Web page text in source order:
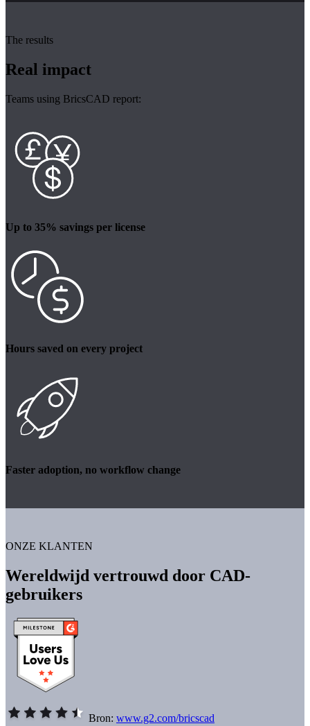
The results
Real impact
Teams using BricsCAD report:
Up to 35% savings per license
Hours saved on every project
Faster adoption, no workflow change
ONZE KLANTEN
Wereldwijd vertrouwd door CAD-
gebruikers
Bron:www.g2.com/bricscad